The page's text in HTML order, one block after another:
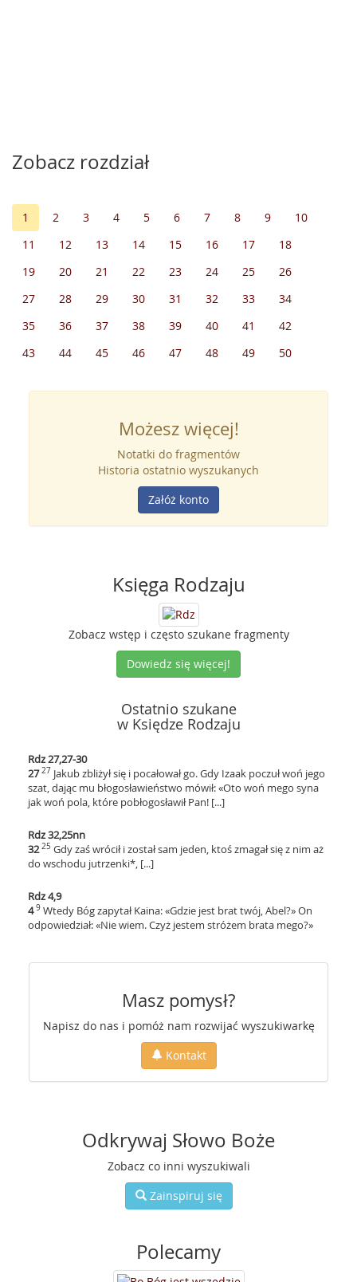
Zobacz rozdział
1 2 3 4 5 6 7 8 9
10
11
12 13 14 15 16 17
18
19
20 21 22 23 24 25
26
27
28 29 30 31 32 33
34
35
36 37 38 39 40 41
42
43
44 45 46 47 48 49 50
Możesz więcej!
Notatki do fragmentów
Historia ostatnio wyszukanych
Załóż konto
Księga Rodzaju
Zobacz wstęp i często szukane fragmenty
Dowiedz się więcej!
Ostatnio szukane
w Księdze Rodzaju
Rdz 27,27-30
2727 Jakub zbliżył się i pocałował go. Gdy Izaak poczuł woń jego
szat, dając mu błogosławieństwo mówił: «Oto woń mego syna
jak woń pola, które pobłogosławił Pan! [...]
Rdz 32,25nn
32 25 Gdy zaś wrócił i został sam jeden, ktoś zmagał się z nim aż
do wschodu jutrzenki*, [...]
Rdz 4,9
4 9 Wtedy Bóg zapytał Kaina: «Gdzie jest brat twój, Abel?» On
odpowiedział: «Nie wiem. Czyż jestem stróżem brata mego?»
Masz pomysł?
Napisz do nas i pomóż nam rozwijać wyszukiwarkę
Kontakt
Odkrywaj Słowo Boże
Zobacz co inni wyszukiwali
Zainspiruj się
Polecamy